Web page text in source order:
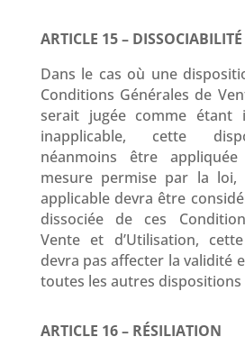
ARTICLE 15 – DISSOCIABILITÉ
Dans le cas où une
Conditions Générales de
serait jugée comme étant
inapplicable, cette
néanmoins être
mesure permise par la
applicable devra être
dissociée de ces
Vente et d’Utilisation,
devra pas affecter la validité
toutes les autres dispositions
ARTICLE 16 – RÉSILIATION